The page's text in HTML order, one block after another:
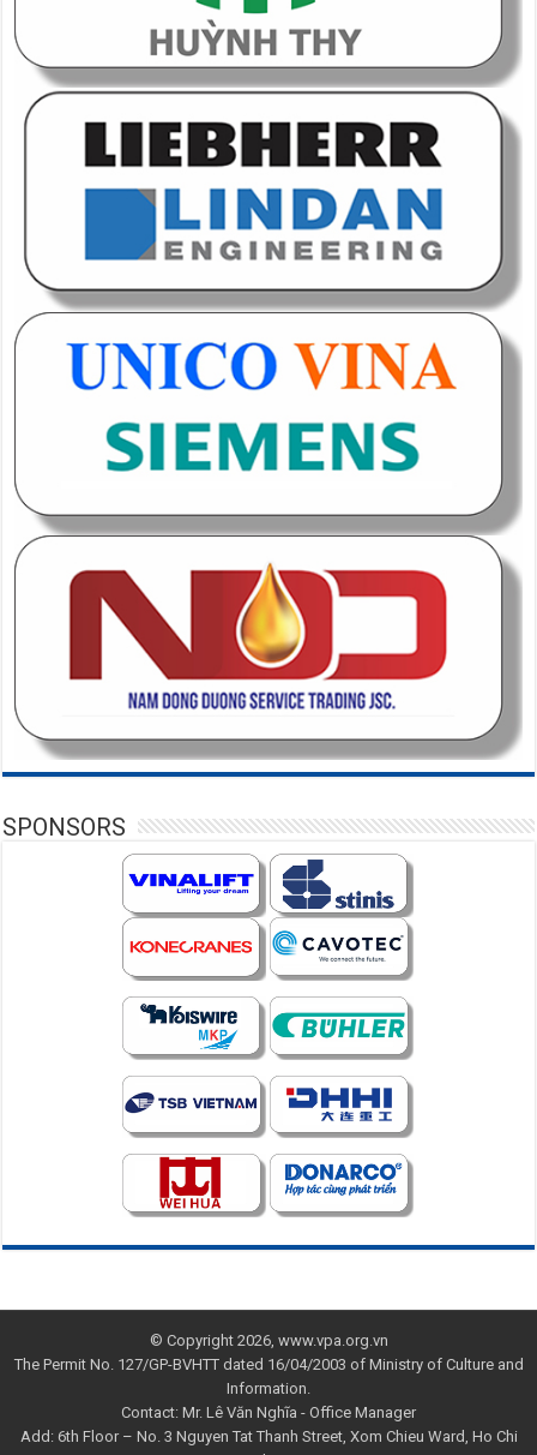
SPONSORS
© Copyright 2026, www.vpa.org.vn
The Permit No. 127/GP-BVHTT dated 16/04/2003 of Ministry of Culture and
Information.
Contact: Mr. Lê Văn Nghĩa - Office Manager
Add: 6th Floor – No. 3 Nguyen Tat Thanh Street, Xom Chieu Ward, Ho Chi